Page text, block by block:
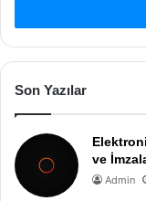
Son Yazılar
ve
Admin